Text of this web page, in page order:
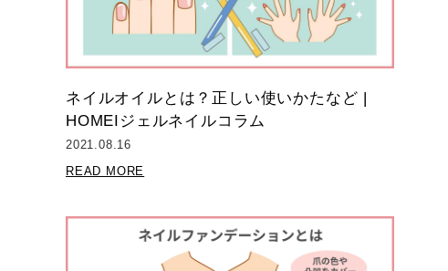
ネイルオイルとは？正しい使いかたなど |
HOMEIジェルネイルコラム
2021.08.16
READ MORE